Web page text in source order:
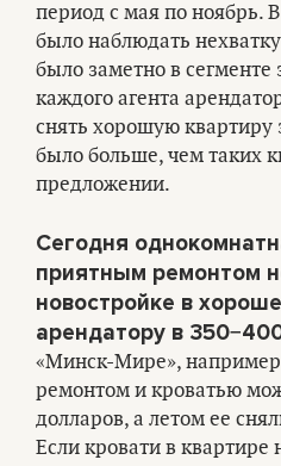
период с мая по ноябрь.
было наблюдать
было заметно в сегменте
каждого агента
снять хорошую квартиру
было больше, чем таких
предложении.
Сегодня
приятным ремонтом
новостройке в
арендатору в
«Минск-Мире»,
ремонтом и кроватью
долларов, а летом ее
Если кровати в квартире